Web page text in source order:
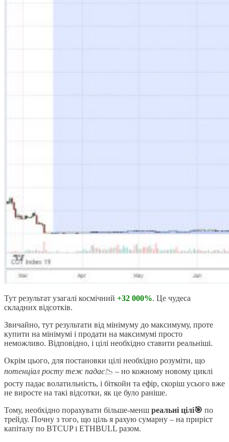
Тут результат узагалі космічний +32 000%. Це чудеса
складних відсотків.
Звичайно, тут результати від мінімуму до максимуму, проте
купити на мінімумі і продати на максимумі просто
неможливо. Відповідно, і цілі необхідно ставити реальніші.
Окрім цього, для постановки цілі необхідно розуміти, що
потенціал росту теж падає📉 – но кожному новому циклі
росту падає волатильність, і біткойн та ефір, скоріш усього вже
не виросте на такі відсотки, як це було раніше.
Тому, необхідно порахувати більше-менш реальні цілі🎯 по
трейду. Почну з того, що ціль я рахую сумарну – на приріст
капіталу по BTCUP і ETHBULL разом.